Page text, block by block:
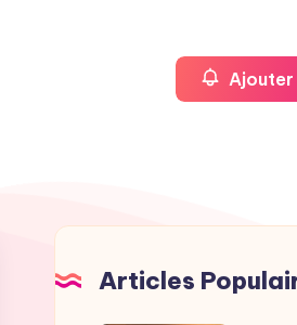
Articles